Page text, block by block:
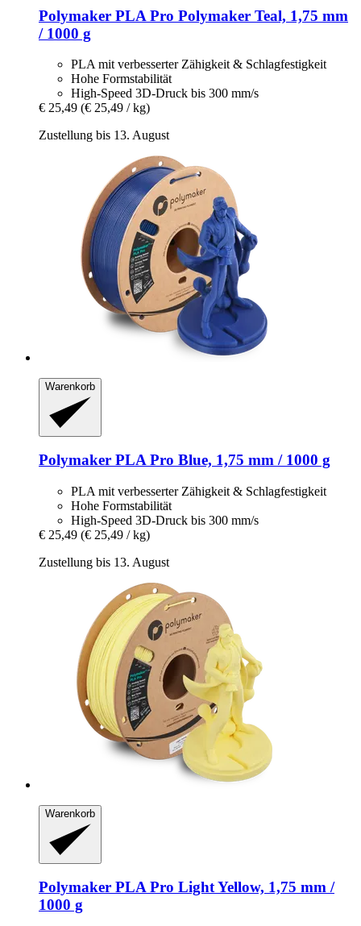
Polymaker PLA Pro Polymaker Teal, 1,75 mm
/ 1000 g
PLA mit verbesserter Zähigkeit & Schlagfestigkeit
Hohe Formstabilität
High-Speed 3D-Druck bis 300 mm/s
€ 25,49 (€ 25,49 / kg)
Zustellung bis 13. August
Warenkorb
Polymaker PLA Pro Blue, 1,75 mm / 1000 g
PLA mit verbesserter Zähigkeit & Schlagfestigkeit
Hohe Formstabilität
High-Speed 3D-Druck bis 300 mm/s
€ 25,49 (€ 25,49 / kg)
Zustellung bis 13. August
Warenkorb
Polymaker PLA Pro Light Yellow, 1,75 mm /
1000 g